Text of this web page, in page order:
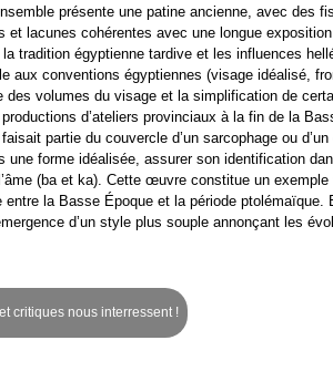
présente une patine ancienne, avec des
et lacunes cohérentes avec une longue
tradition égyptienne tardive et les influences
aux conventions égyptiennes (visage idéalisé,
volumes du visage et la simplification de
d’ateliers provinciaux à la fin de la
partie du couvercle d’un sarcophage ou d’un
une forme idéalisée, assurer son identification
(ba et ka). Cette œuvre constitue un exemple
entre la Basse Époque et la période
d’un style plus souple annonçant les
critiques nous interressent !